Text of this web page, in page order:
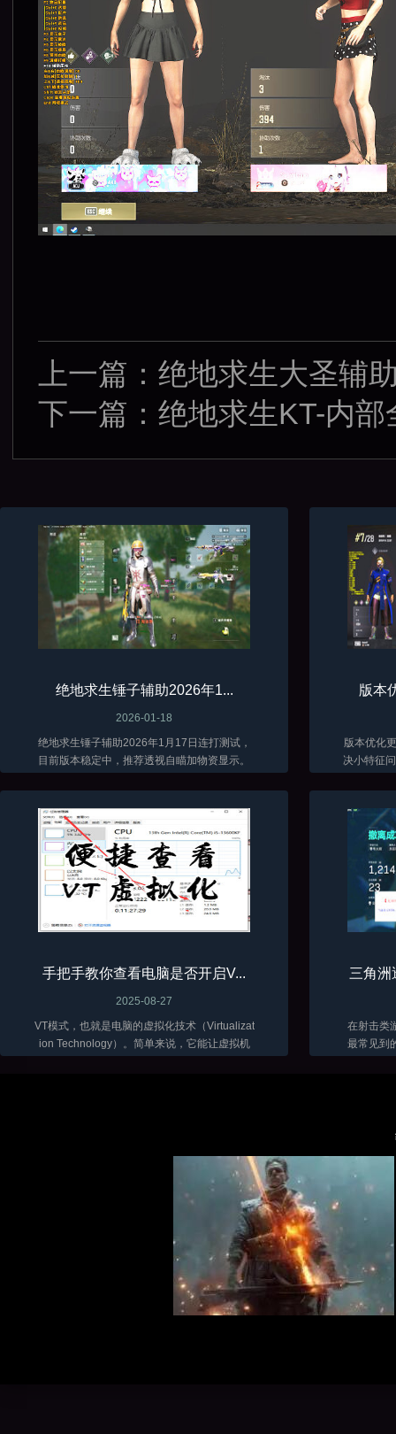
上一篇： 绝地求生大圣辅
下一篇： 绝地求生KT-内
绝地求生锤子辅助2026年1...
2026-01-18
绝地求生锤子辅助2026年1月17日连打测试，
目前版本稳定中，推荐透视自瞄加物资显示。
版本
版本优化更新了
决小特征
手把手教你查看电脑是否开启V...
2025-08-27
VT模式，也就是电脑的虚拟化技术（Virtualizat
ion Technology）。简单来说，它能让虚拟机
三角洲
在射击类
最常见到